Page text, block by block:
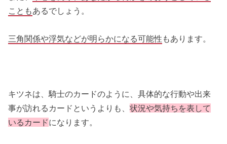
こともあるでしょう。
三角関係や浮気などが明らかになる可能性 もあります。
キツネは、騎士のカードのように、具体的な行動や出来
事が訪れるカードというよりも、状況や気持ちを表して
いるカードになります。